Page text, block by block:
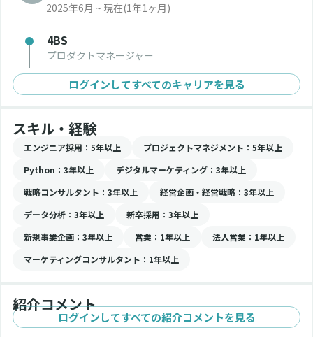
2025年6月 ~ 現在(1年1ヶ月)
4BS
プロダクトマネージャー
ログインしてすべてのキャリアを見る
スキル・経験
エンジニア採用 ：5年以上 プロジェクトマネジメント ：5年以上
Python ：3年以上 デジタルマーケティング ：3年以上
戦略コンサルタント ：3年以上 経営企画・経営戦略 ：3年以上
データ分析 ：3年以上 新卒採用 ：3年以上
新規事業企画 ：3年以上 営業 ：1年以上 法人営業 ：1年以上
マーケティングコンサルタント ：1年以上
紹介コメント
ログインしてすべての紹介コメントを見る